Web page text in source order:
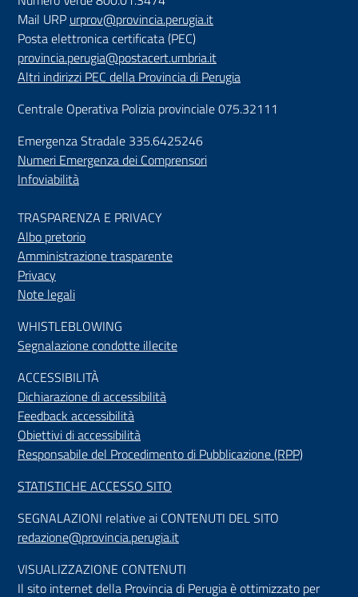
Mail URP urprov@provincia.perugia.it
Posta elettronica certificata (PEC)
provincia.perugia@postacert.umbria.it
Altri indirizzi PEC della Provincia di Perugia
Centrale Operativa Polizia provinciale 075.32111
Emergenza Stradale 335.6425246
Numeri Emergenza dei Comprensori
Infoviabilità
TRASPARENZA E PRIVACY
Albo pretorio
Amministrazione trasparente
Privacy
Note legali
WHISTLEBLOWING
Segnalazione condotte illecite
ACCESSIBILITÀ
Dichiarazione di accessibilità
Feedback accessibilità
Obiettivi di accessibilità
Responsabile del Procedimento di Pubblicazione (RPP)
STATISTICHE ACCESSO SITO
SEGNALAZIONI relative ai CONTENUTI DEL SITO
redazione@provincia.perugia.it
VISUALIZZAZIONE CONTENUTI
Il sito internet della Provincia di Perugia è ottimizzato per